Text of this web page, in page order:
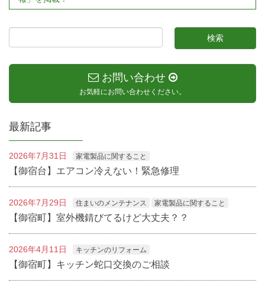
お問い合わせ
お気軽にお問い合わせください。
最新記事
2026年7月31日 家電製品に関すること
【御宿台】エアコン冷えない！緊急修理
2026年7月29日 住まいのメンテナンス 家電製品に関すること
【御宿町】室外機錆びてるけど大丈夫？？
2026年4月11日 キッチンのリフォーム
【御宿町】キッチン蛇口交換のご相談